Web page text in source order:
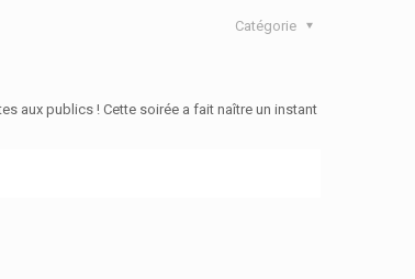
Catégorie
aux publics ! Cette soirée a fait naître un instant